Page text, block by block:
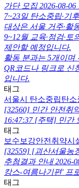
가단 모집 2026-08-06
7~23일 탄소중립·기
대상은 서울 거주·활
9~12월 교육·점검·
제안할 예정입니다.
활동 분과는 5개이며
QR코드나 링크로 신
입니다.
태그
서울시 탄소중립탄소
[32560] 민간 안전취
16:47:37 [주택] 민간
태그
보수보강안전취약시
[32559] [괴산서울농
추첨결과 안내 2026-
캉스-여름나기편' 프
태그